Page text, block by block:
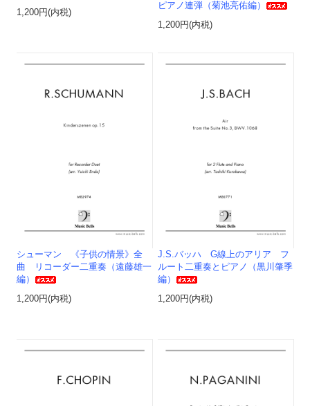
1,200円(内税)
ピアノ連弾（菊池亮佑編）
1,200円(内税)
シューマン 《子供の情景》全
曲 リコーダー二重奏（遠藤雄一
編）
1,200円(内税)
J.S.バッハ G線上のアリア フ
ルート二重奏とピアノ（黒川肇季
編）
1,200円(内税)